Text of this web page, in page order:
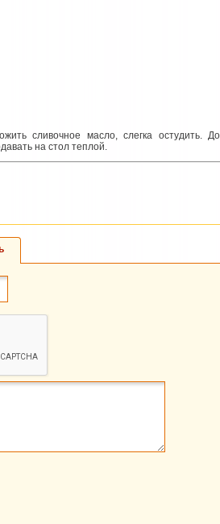
сливочное масло, слегка остудить.
на стол теплой.